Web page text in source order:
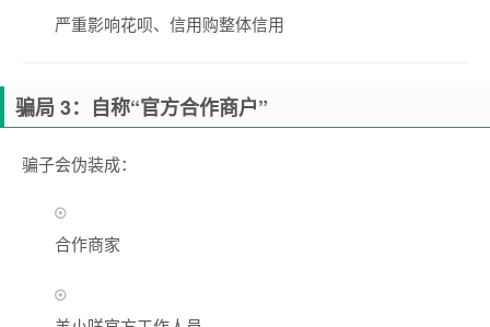
严重影响花呗、信用购整体信用
骗局 3：自称“官方合作商户”
骗子会伪装成：
合作商家